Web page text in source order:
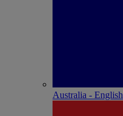
Australia - English